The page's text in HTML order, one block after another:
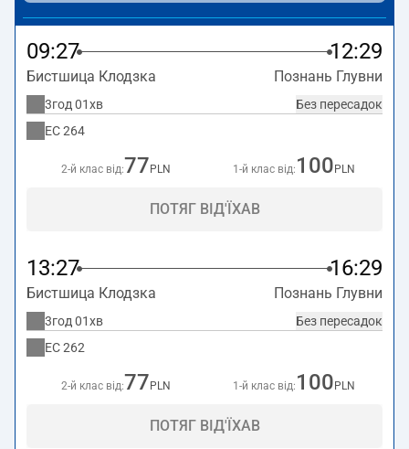
09:27 12:29
Бистшица Клодзка Познань Глувни
Без пересадок
3год 01хв
EC264
2-й клас від:77 PLN 1-й клас від: 100 PLN
ПОТЯГ ВІД'ЇХАВ
13:27 16:29
Бистшица Клодзка Познань Глувни
Без пересадок
3год 01хв
EC262
2-й клас від:77 PLN 1-й клас від: 100 PLN
ПОТЯГ ВІД'ЇХАВ